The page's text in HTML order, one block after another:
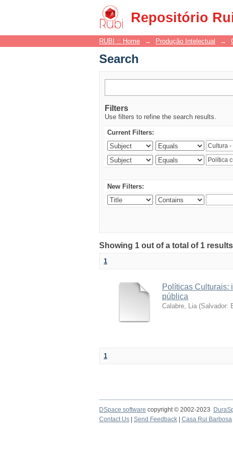
Repositório
Search
RUBI :: Home → Produção Intelectual →
Search
Filters
Use filters to refine the search results.
Current Filters:
New Filters:
Showing 1 out of a total of 1
1
Políticas Culturais:
pública
Calabre, Lia (Salvador:
1
DSpace software copyright © 2002-2023
Contact Us
Send Feedback Casa Rui Barbosa